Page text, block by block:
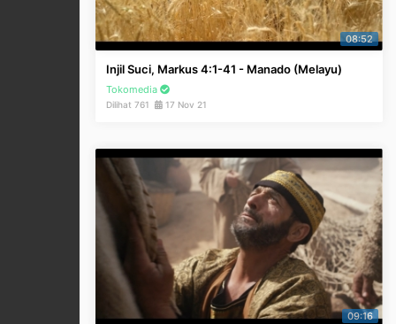
08:52
Injil Suci, Markus 4:1-41 - Manado (Melayu)
Tokomedia
Dilihat 761 17 Nov 21
09:16